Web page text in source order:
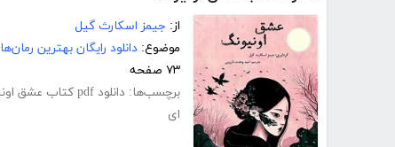
از: جیمز اسکارث گیل
موضوع: دانلود رایگان بهترین رمان‌ها
۷۳ صفحه
برچسب‌ها: دانلود pdf کتاب عشق اونیونگ
ای